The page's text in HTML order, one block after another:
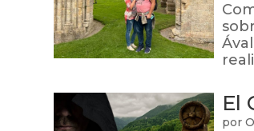
El
por